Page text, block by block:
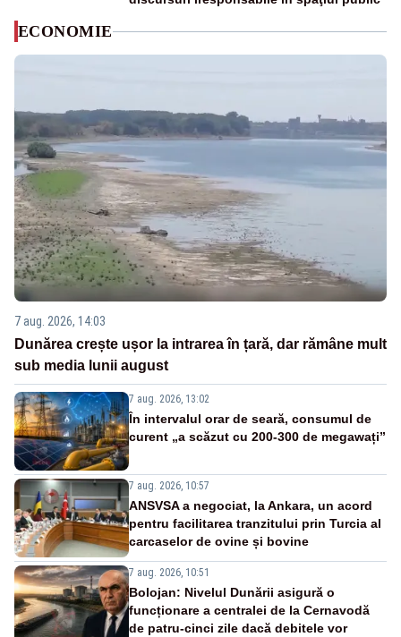
ECONOMIE
7 aug. 2026, 14:03
Dunărea crește ușor la intrarea în țară, dar rămâne mult
sub media lunii august
7 aug. 2026, 13:02
În intervalul orar de seară, consumul de
curent „a scăzut cu 200-300 de megawați”
7 aug. 2026, 10:57
ANSVSA a negociat, la Ankara, un acord
pentru facilitarea tranzitului prin Turcia al
carcaselor de ovine și bovine
7 aug. 2026, 10:51
Bolojan: Nivelul Dunării asigură o
funcționare a centralei de la Cernavodă
de patru-cinci zile dacă debitele vor